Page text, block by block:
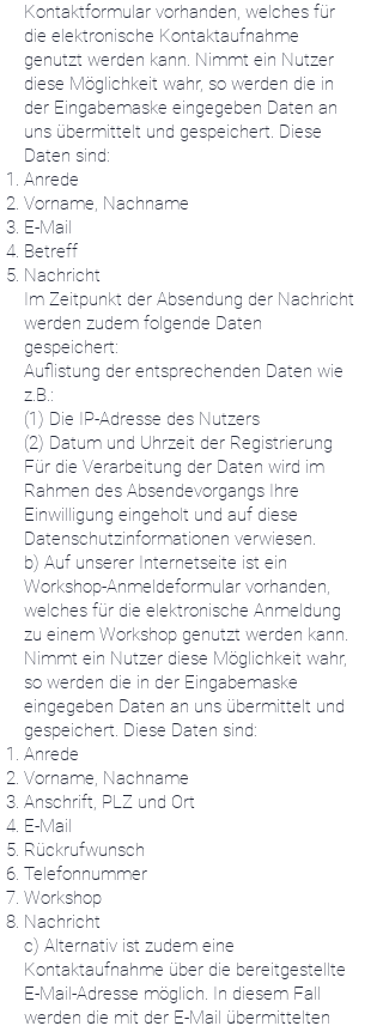
Kontaktformular vorhanden, welches für
die elektronische Kontaktaufnahme
genutzt werden kann. Nimmt ein Nutzer
diese Möglichkeit wahr, so werden die in
der Eingabemaske eingegeben Daten an
uns übermittelt und gespeichert. Diese
Daten sind:
Anrede
Vorname, Nachname
E-Mail
Betreff
Nachricht
Im Zeitpunkt der Absendung der Nachricht
werden zudem folgende Daten
gespeichert:
Auflistung der entsprechenden Daten wie
z.B.:
(1) Die IP-Adresse des Nutzers
(2) Datum und Uhrzeit der Registrierung
Für die Verarbeitung der Daten wird im
Rahmen des Absendevorgangs Ihre
Einwilligung eingeholt und auf diese
Datenschutzinformationen verwiesen.
b) Auf unserer Internetseite ist ein
Workshop-Anmeldeformular vorhanden,
welches für die elektronische Anmeldung
zu einem Workshop genutzt werden kann.
Nimmt ein Nutzer diese Möglichkeit wahr,
so werden die in der Eingabemaske
eingegeben Daten an uns übermittelt und
gespeichert. Diese Daten sind:
Anrede
Vorname, Nachname
Anschrift, PLZ und Ort
E-Mail
Rückrufwunsch
Telefonnummer
Workshop
Nachricht
c) Alternativ ist zudem eine
Kontaktaufnahme über die bereitgestellte
E-Mail-Adresse möglich. In diesem Fall
werden die mit der E-Mail übermittelten